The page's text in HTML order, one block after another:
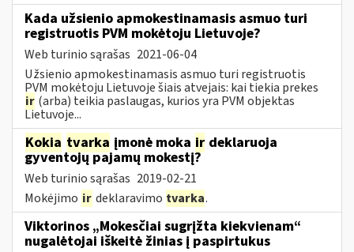
Kada užsienio apmokestinamasis asmuo turi
registruotis PVM mokėtoju Lietuvoje?
Web turinio sąrašas 2021-06-04
Užsienio apmokestinamasis asmuo turi registruotis
PVM mokėtoju Lietuvoje šiais atvejais: kai tiekia prekes
ir (arba) teikia paslaugas, kurios yra PVM objektas
Lietuvoje...
Kokia tvarka įmonė moka ir deklaruoja
gyventojų pajamų mokestį?
Web turinio sąrašas 2019-02-21
Mokėjimo ir deklaravimo tvarka.
Viktorinos „Mokesčiai sugrįžta kiekvienam“
nugalėtojai iškeitė žinias į paspirtukus